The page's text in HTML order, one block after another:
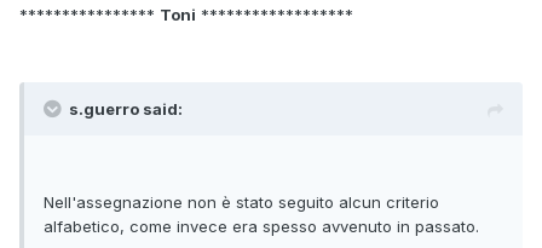
**************** Toni ******************
s.guerro said:
Nell'assegnazione non è stato seguito alcun criterio
alfabetico, come invece era spesso avvenuto in passato.